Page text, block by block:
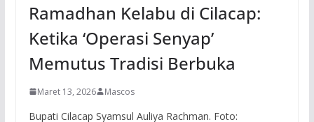
Ramadhan Kelabu di Cilacap:
Ketika ‘Operasi Senyap’
Memutus Tradisi Berbuka
Maret 13, 2026 Mascos
Bupati Cilacap Syamsul Auliya Rachman. Foto: